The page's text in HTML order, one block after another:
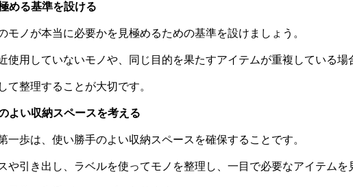
める基準を設ける
モノが本当に必要かを見極めるための基準を設けましょう。
使用していないモノや、同じ目的を果たすアイテムが重複している場
て整理することが大切です。
よい収納スペースを考える
一歩は、使い勝手のよい収納スペースを確保することです。
や引き出し、ラベルを使ってモノを整理し、一目で必要なアイテム